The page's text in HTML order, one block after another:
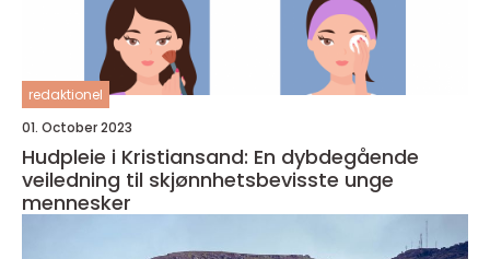
redaktionel
01. October 2023
Hudpleie i Kristiansand: En dybdegående
veiledning til skjønnhetsbevisste unge
mennesker